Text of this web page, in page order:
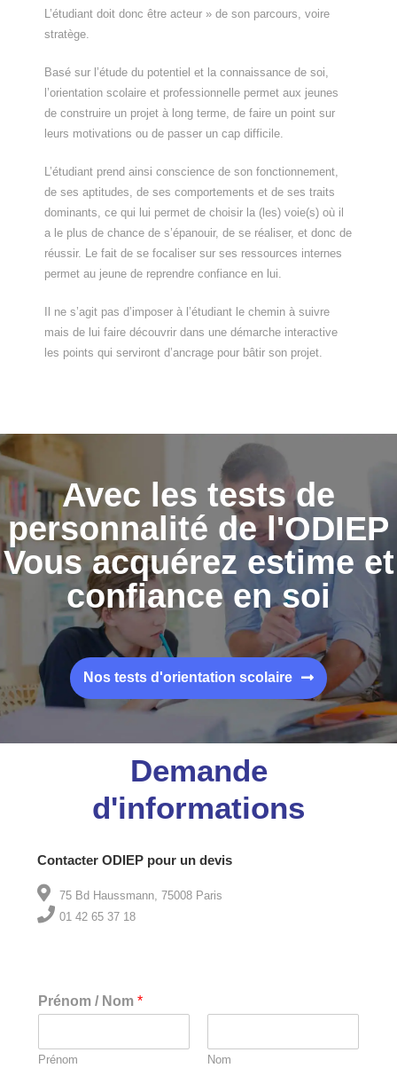
L’étudiant doit donc être acteur » de son parcours, voire
stratège.
Basé sur l’étude du potentiel et la connaissance de soi,
l’orientation scolaire et professionnelle permet aux jeunes
de construire un projet à long terme, de faire un point sur
leurs motivations ou de passer un cap difficile.
L’étudiant prend ainsi conscience de son fonctionnement,
de ses aptitudes, de ses comportements et de ses traits
dominants, ce qui lui permet de choisir la (les) voie(s) où il
a le plus de chance de s’épanouir, de se réaliser, et donc de
réussir. Le fait de se focaliser sur ses ressources internes
permet au jeune de reprendre confiance en lui.
Il ne s’agit pas d’imposer à l’étudiant le chemin à suivre
mais de lui faire découvrir dans une démarche interactive
les points qui serviront d’ancrage pour bâtir son projet.
Avec les tests de
personnalité de l'ODIEP
Vous acquérez estime et
confiance en soi
Nos tests d'orientation scolaire
Demande
d'informations
Contacter ODIEP pour un devis
75 Bd Haussmann, 75008 Paris
01 42 65 37 18
Prénom / Nom*
Prénom Nom